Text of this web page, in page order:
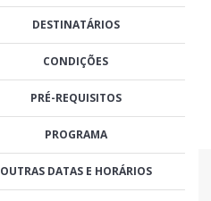
DESTINATÁRIOS
CONDIÇÕES
PRÉ-REQUISITOS
PROGRAMA
OUTRAS DATAS E HORÁRIOS